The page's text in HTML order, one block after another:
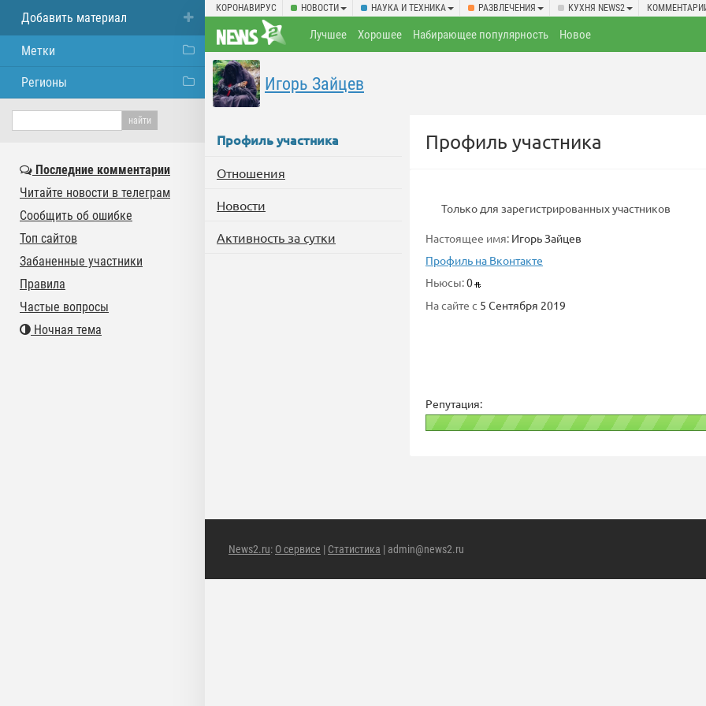
КОРОНАВИРУС НОВОСТИ НАУКА И ТЕХНИКА РАЗВЛЕЧЕНИЯ КУХНЯ NEWS2
Лучшее Хорошее Набирающее популярность Новое
Игорь Зайцев
Профиль участника
Отношения
Новости
Активность за сутки
Профиль участника
Только для зарегистрированных участников
Настоящее имя: Игорь Зайцев
Профиль на Вконтакте
Ньюсы:0
На сайте с 5 Сентября 2019
Репутация:
News2.ru: О сервисе | Статистика | admin@news2.ru
Добавить материал
Метки
Регионы
Последние комментарии
Читайте новости в телеграм
Сообщить об ошибке
Топ сайтов
Забаненные участники
Правила
Частые вопросы
Ночная тема